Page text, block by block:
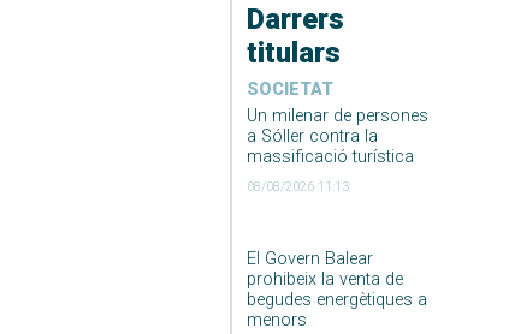
Darrers
titulars
SOCIETAT
Un milenar de persones
a Sóller contra la
massificació turística
08/08/2026 11:13
El Govern Balear
prohibeix la venta de
begudes energètiques a
menors